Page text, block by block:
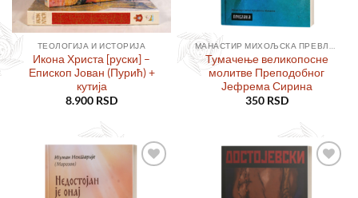
ТЕОЛОГИЈА И ИСТОРИЈА
Икона Христа [руски] –
Епископ Јован (Пурић) +
кутија
8.900 RSD
Тумачење великопосне
молитве Преподобног
Јефрема Сирина
350 RSD